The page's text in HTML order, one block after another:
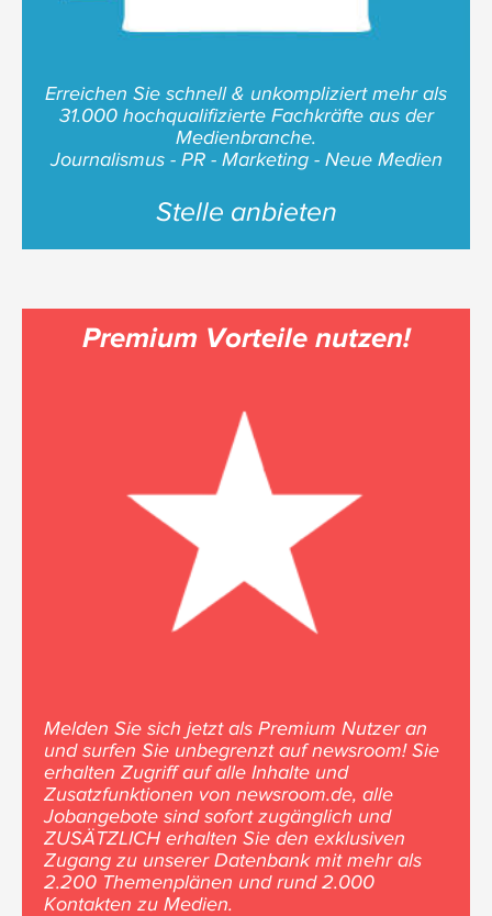
Erreichen Sie schnell & unkompliziert mehr als
31.000 hochqualifizierte Fachkräfte aus der
Medienbranche.
Journalismus - PR - Marketing - Neue Medien
Stelle anbieten
Premium Vorteile nutzen!
Melden Sie sich jetzt als Premium Nutzer an
und surfen Sie unbegrenzt auf newsroom! Sie
erhalten Zugriff auf alle Inhalte und
Zusatzfunktionen von newsroom.de, alle
Jobangebote sind sofort zugänglich und
ZUSÄTZLICH erhalten Sie den exklusiven
Zugang zu unserer Datenbank mit mehr als
2.200 Themenplänen und rund 2.000
Kontakten zu Medien.